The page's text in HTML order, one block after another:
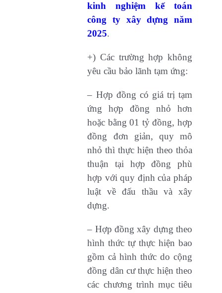
kinh nghiệm kế toán
công ty xây dựng năm
2025.
+) Các trường hợp không
yêu cầu bảo lãnh tạm ứng:
– Hợp đồng có giá trị tạm
ứng hợp đồng nhỏ hơn
hoặc bằng 01 tỷ đồng, hợp
đồng đơn giản, quy mô
nhỏ thì thực hiện theo thỏa
thuận tại hợp đồng phù
hợp với quy định của pháp
luật về đấu thầu và xây
dựng.
– Hợp đồng xây dựng theo
hình thức tự thực hiện bao
gồm cả hình thức do cộng
đồng dân cư thực hiện theo
các chương trình mục tiêu